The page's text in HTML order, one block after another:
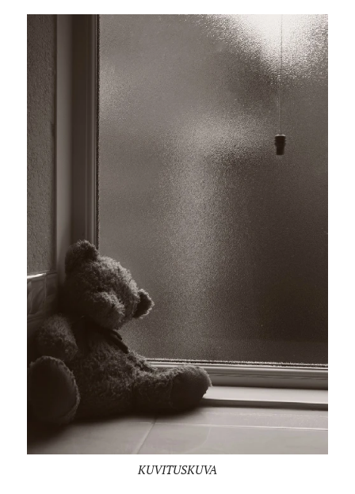
KUVITUSKUVA